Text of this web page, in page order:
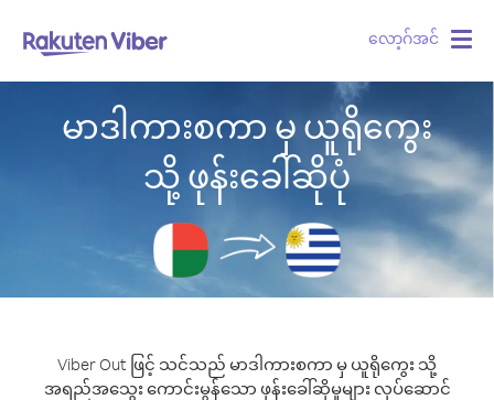
လော့ဂ်အင်
မာဒါကားစကာ မှ ယူရိုကွေး
သို့ ဖုန်းခေါ်ဆိုပုံ
Viber Out ဖြင့် သင်သည် မာဒါကားစကာ မှ ယူရိုကွေး သို့
အရည်အသွေး ကောင်းမွန်သော ဖုန်းခေါ်ဆိုမှုများ လုပ်ဆောင်